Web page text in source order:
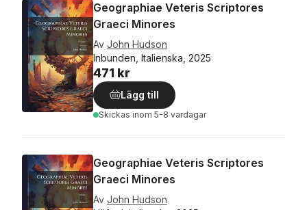
Geographiae Veteris Scriptores
Graeci Minores
Av John Hudson
Inbunden, Italienska, 2025
471 kr
Lägg till
Skickas inom 5-8 vardagar
Geographiae Veteris Scriptores
Graeci Minores
Av John Hudson